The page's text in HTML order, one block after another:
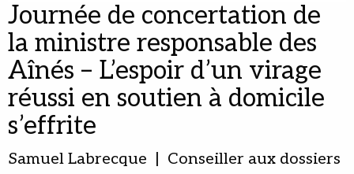
Journée de concertation de
la ministre responsable des
Aînés – L’espoir d’un virage
réussi en soutien à domicile
s’effrite
Samuel Labrecque | Conseiller aux dossiers